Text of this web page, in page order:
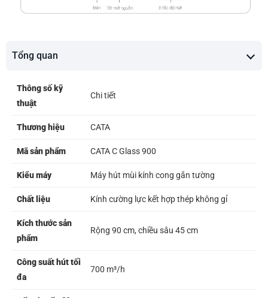
Tổng quan
Thông số kỹ
thuật
Chi tiết
Thương hiệu CATA
Mã sản phẩm CATA C Glass 900
Kiểu máy Máy hút mùi kính cong gắn tường
Chất liệu Kính cường lực kết hợp thép không gỉ
Kích thước sản
phẩm
Rộng 90 cm, chiều sâu 45 cm
Công suất hút tối
đa
700 m³/h